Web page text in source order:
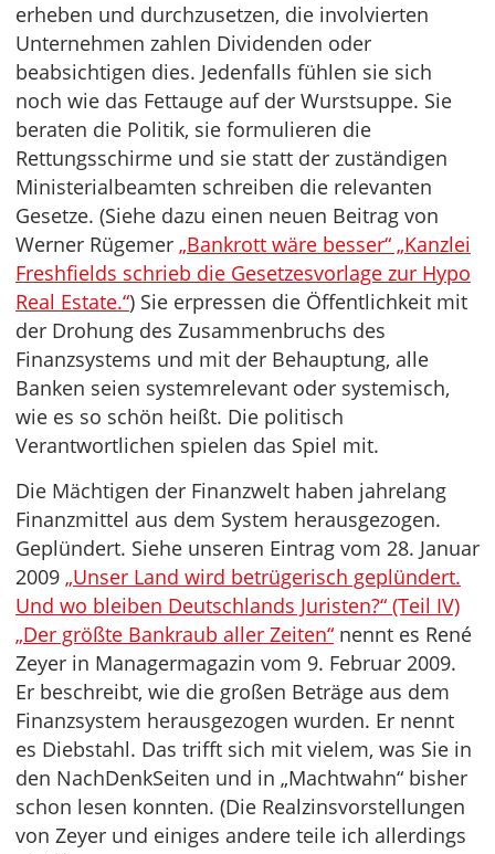
erheben und durchzusetzen, die involvierten
Unternehmen zahlen Dividenden oder
beabsichtigen dies. Jedenfalls fühlen sie sich
noch wie das Fettauge auf der Wurstsuppe. Sie
beraten die Politik, sie formulieren die
Rettungsschirme und sie statt der zuständigen
Ministerialbeamten schreiben die relevanten
Gesetze. (Siehe dazu einen neuen Beitrag von
Werner Rügemer „Bankrott wäre besser“ „Kanzlei
Freshfields schrieb die Gesetzesvorlage zur Hypo
Real Estate.“) Sie erpressen die Öffentlichkeit mit
der Drohung des Zusammenbruchs des
Finanzsystems und mit der Behauptung, alle
Banken seien systemrelevant oder systemisch,
wie es so schön heißt. Die politisch
Verantwortlichen spielen das Spiel mit.
Die Mächtigen der Finanzwelt haben jahrelang
Finanzmittel aus dem System herausgezogen.
Geplündert. Siehe unseren Eintrag vom 28. Januar
2009 „Unser Land wird betrügerisch geplündert.
Und wo bleiben Deutschlands Juristen?“ (Teil IV)
„Der größte Bankraub aller Zeiten“ nennt es René
Zeyer in Managermagazin vom 9. Februar 2009.
Er beschreibt, wie die großen Beträge aus dem
Finanzsystem herausgezogen wurden. Er nennt
es Diebstahl. Das trifft sich mit vielem, was Sie in
den NachDenkSeiten und in „Machtwahn“ bisher
schon lesen konnten. (Die Realzinsvorstellungen
von Zeyer und einiges andere teile ich allerdings